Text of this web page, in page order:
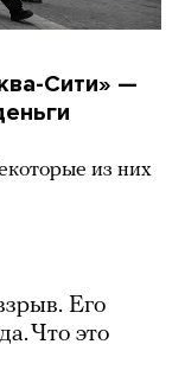
Сити» —
из них
Его
Что это